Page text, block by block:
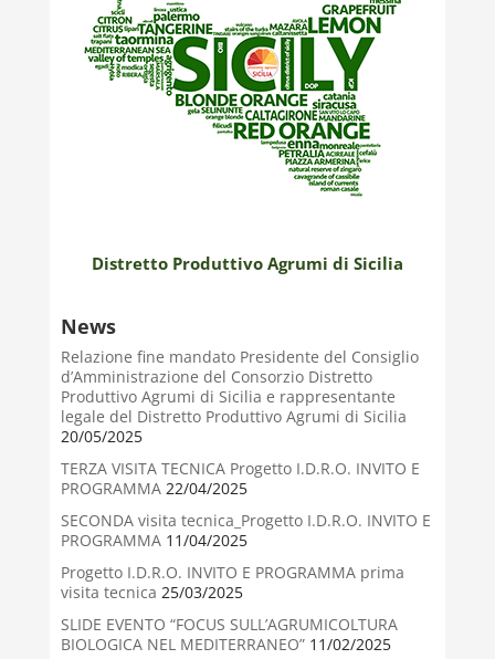
Distretto Produttivo Agrumi di Sicilia
News
Relazione fine mandato Presidente del Consiglio
d’Amministrazione del Consorzio Distretto
Produttivo Agrumi di Sicilia e rappresentante
legale del Distretto Produttivo Agrumi di Sicilia
20/05/2025
TERZA VISITA TECNICA Progetto I.D.R.O. INVITO E
PROGRAMMA22/04/2025
SECONDA visita tecnica_Progetto I.D.R.O. INVITO E
PROGRAMMA11/04/2025
Progetto I.D.R.O. INVITO E PROGRAMMA prima
visita tecnica 25/03/2025
SLIDE EVENTO “FOCUS SULL’AGRUMICOLTURA
BIOLOGICA NEL MEDITERRANEO”11/02/2025